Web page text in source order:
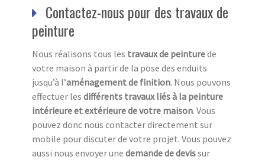
Contactez-nous pour des travaux de
peinture
Nous réalisons tous les travaux de peinturede
votre maison à partir de la pose des enduits
jusqu’à l’aménagement de finition. Nous pouvons
effectuer les différents travaux liés à la peinture
intérieure et extérieure de votre maison. Vous
pouvez donc nous contacter directement sur
mobile pour discuter de votre projet. Vous pouvez
aussi nous envoyer une demande de devissur